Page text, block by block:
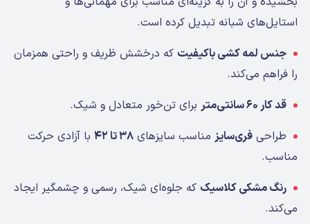
استایل‌های شبانه تبدیل کرده است.
جنس لمه کشی باکیفیت که درخشش ظریف و راحتی همزمان
را فراهم می‌کند.
قد کار ۶۰ سانتی‌متر
برای تن‌خور متعادل و شیک.
طراحی فری‌سایزمناسب سایزهای ۳۸ تا ۴۲
با آزادی حرکت
مناسب.
رنگ مشکی کلاسیک که جلوه‌ای شیک، رسمی و چشمگیر ایجاد
می‌کند.